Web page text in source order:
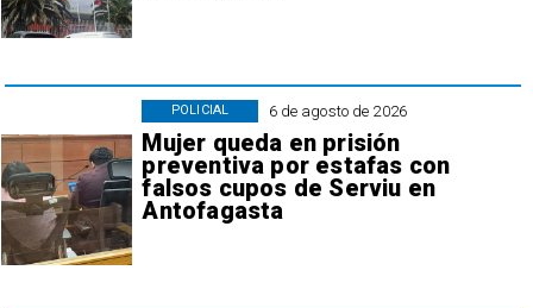
6 de agosto de 2026
Mujer queda en prisión
preventiva por estafas con
falsos cupos de Serviu en
Antofagasta
POLICIAL